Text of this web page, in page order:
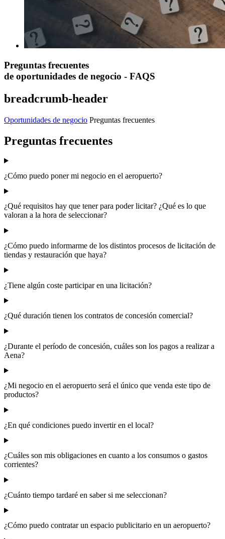
Preguntas frecuentes
de oportunidades de negocio - FAQS
breadcrumb-header
Oportunidades de negocio Preguntas frecuentes
Preguntas frecuentes
¿Cómo puedo poner mi negocio en el aeropuerto?
¿Qué requisitos hay que tener para poder licitar? ¿Qué es lo que
valoran a la hora de seleccionar?
¿Cómo puedo informarme de los distintos procesos de licitación de
tiendas y restauración que haya?
¿Tiene algún coste participar en una licitación?
¿Qué duración tienen los contratos de concesión comercial?
¿Durante el período de concesión, cuáles son los pagos a realizar a
Aena?
¿Mi negocio en el aeropuerto será el único que venda este tipo de
productos?
¿En qué condiciones puedo invertir en el local?
¿Cuáles son mis obligaciones en cuanto a los consumos o gastos
corrientes?
¿Cuánto tiempo tardaré en saber si me seleccionan?
¿Cómo puedo contratar un espacio publicitario en un aeropuerto?